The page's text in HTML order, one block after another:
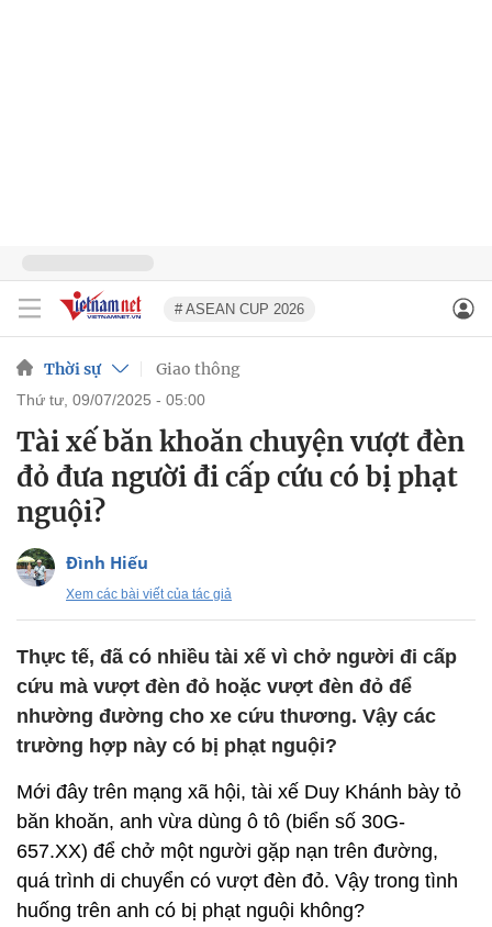
# ASEAN CUP 2026
Thời sự Giao thông
thứ tư, 09/07/2025 - 05:00
Tài xế băn khoăn chuyện vượt đèn
đỏ đưa người đi cấp cứu có bị phạt
nguội?
Đình Hiếu
Xem các bài viết của tác giả
Thực tế, đã có nhiều tài xế vì chở người đi cấp
cứu mà vượt đèn đỏ hoặc vượt đèn đỏ để
nhường đường cho xe cứu thương. Vậy các
trường hợp này có bị phạt nguội?
Mới đây trên mạng xã hội, tài xế Duy Khánh bày tỏ
băn khoăn, anh vừa dùng ô tô (biển số 30G-
657.XX) để chở một người gặp nạn trên đường,
quá trình di chuyển có vượt đèn đỏ. Vậy trong tình
huống trên anh có bị phạt nguội không?